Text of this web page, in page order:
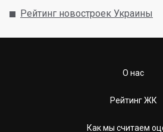
Рейтинг новостроек Украины
О нас
Рейтинг ЖК
Как мы считаем